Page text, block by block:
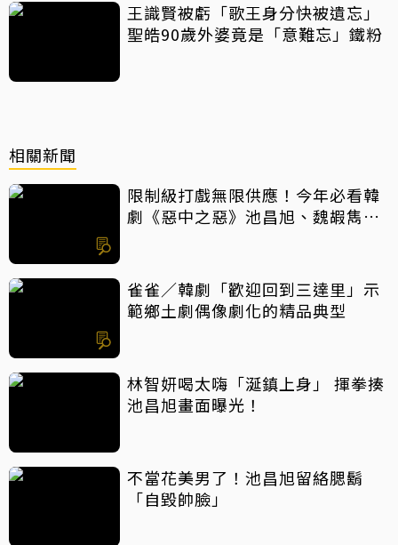
王識賢被虧「歌王身分快被遺忘」
聖皓90歲外婆竟是「意難忘」鐵粉
相關新聞
限制級打戲無限供應！今年必看韓
劇《惡中之惡》池昌旭、魏嘏雋打
雀雀／韓劇「歡迎回到三達里」示
範鄉土劇偶像劇化的精品典型
林智妍喝太嗨「涎鎮上身」 揮拳揍
池昌旭畫面曝光！
不當花美男了！池昌旭留絡腮鬍
「自毀帥臉」